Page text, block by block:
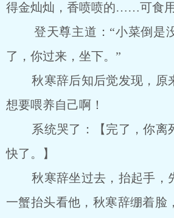
得金灿灿，香喷喷的……可食
登天尊主道：“小菜倒是
了，你过来，坐下。”
秋寒辞后知后觉发现，原
想要喂养自己啊！
系统哭了：【完了，你离
快了。】
秋寒辞坐过去，抬起手，
一蟹抬头看他，秋寒辞绷着脸